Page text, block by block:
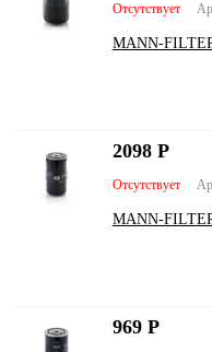
Отсутствует
MANN-
Отсутствует
MANN-
2098 Р
969 Р